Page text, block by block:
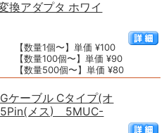
換アダプタ ホワイ
【数量1個〜】単価 ¥100
【数量100個〜】単価 ¥90
【数量500個〜】単価 ¥80
ケーブル Cタイプ(オ
メス) 5MUC-